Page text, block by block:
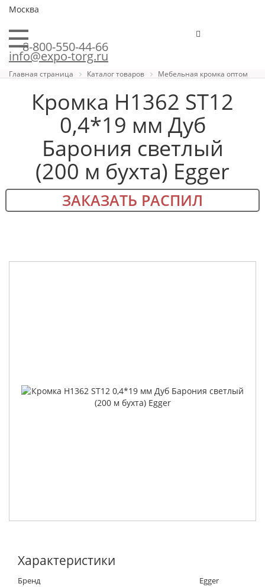
Москва
8-800-550-44-66
info@expo-torg.ru
Главная страница Каталог товаров Мебельная кромка оптом
Кромка H1362 ST12
0,4*19 мм Дуб
Барония светлый
(200 м бухта) Egger
ЗАКАЗАТЬ РАСПИЛ
Характеристики
Бренд
Egger